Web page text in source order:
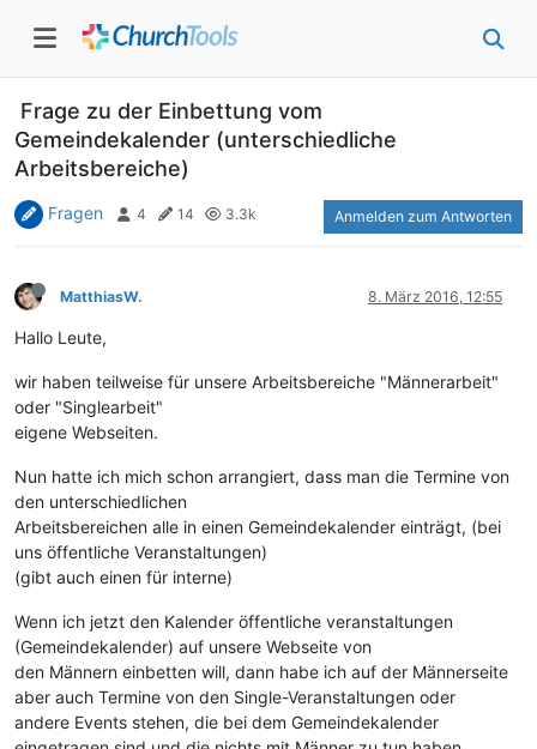
Frage zu der Einbettung vom
Gemeindekalender (unterschiedliche
Arbeitsbereiche)
Fragen 4 14 3.3k Anmelden zum Antworten
MatthiasW. 8. März 2016, 12:55
Hallo Leute,
wir haben teilweise für unsere Arbeitsbereiche "Männerarbeit"
oder "Singlearbeit"
eigene Webseiten.
Nun hatte ich mich schon arrangiert, dass man die Termine von
den unterschiedlichen
Arbeitsbereichen alle in einen Gemeindekalender einträgt, (bei
uns öffentliche Veranstaltungen)
(gibt auch einen für interne)
Wenn ich jetzt den Kalender öffentliche veranstaltungen
(Gemeindekalender) auf unsere Webseite von
den Männern einbetten will, dann habe ich auf der Männerseite
aber auch Termine von den Single-Veranstaltungen oder
andere Events stehen, die bei dem Gemeindekalender